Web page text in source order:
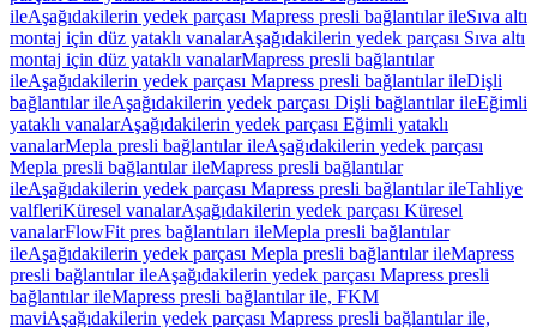
ileAşağıdakilerin yedek parçası Mapress presli bağlantılar ileSıva altı
montaj için düz yataklı vanalarAşağıdakilerin yedek parçası Sıva altı
montaj için düz yataklı vanalarMapress presli bağlantılar
ileAşağıdakilerin yedek parçası Mapress presli bağlantılar ileDişli
bağlantılar ileAşağıdakilerin yedek parçası Dişli bağlantılar ileEğimli
yataklı vanalarAşağıdakilerin yedek parçası Eğimli yataklı
vanalarMepla presli bağlantılar ileAşağıdakilerin yedek parçası
Mepla presli bağlantılar ileMapress presli bağlantılar
ileAşağıdakilerin yedek parçası Mapress presli bağlantılar ileTahliye
valfleriKüresel vanalarAşağıdakilerin yedek parçası Küresel
vanalarFlowFit pres bağlantıları ileMepla presli bağlantılar
ileAşağıdakilerin yedek parçası Mepla presli bağlantılar ileMapress
presli bağlantılar ileAşağıdakilerin yedek parçası Mapress presli
bağlantılar ileMapress presli bağlantılar ile, FKM
maviAşağıdakilerin yedek parçası Mapress presli bağlantılar ile,